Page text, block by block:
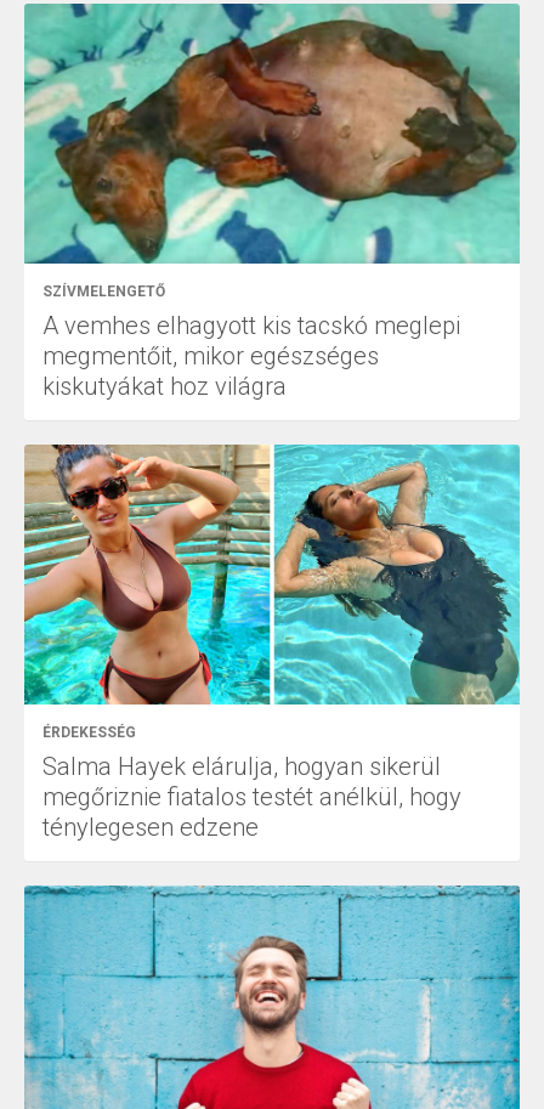
SZÍVMELENGETŐ
A vemhes elhagyott kis tacskó meglepi
megmentőit, mikor egészséges
kiskutyákat hoz világra
ÉRDEKESSÉG
Salma Hayek elárulja, hogyan sikerül
megőriznie fiatalos testét anélkül, hogy
ténylegesen edzene